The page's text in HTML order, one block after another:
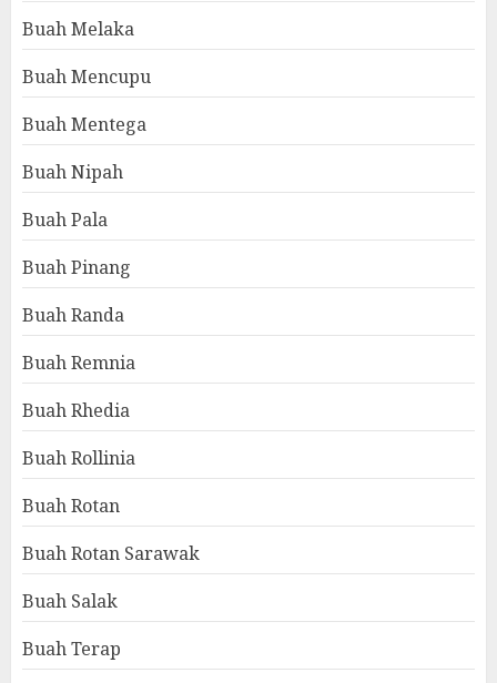
Buah Melaka
Buah Mencupu
Buah Mentega
Buah Nipah
Buah Pala
Buah Pinang
Buah Randa
Buah Remnia
Buah Rhedia
Buah Rollinia
Buah Rotan
Buah Rotan Sarawak
Buah Salak
Buah Terap